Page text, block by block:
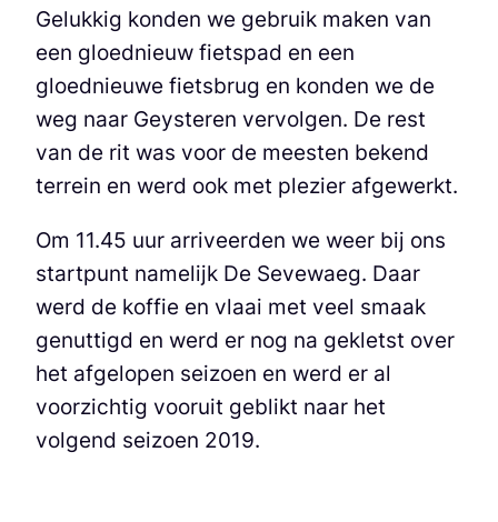
Gelukkig konden we gebruik maken van
een gloednieuw fietspad en een
gloednieuwe fietsbrug en konden we de
weg naar Geysteren vervolgen. De rest
van de rit was voor de meesten bekend
terrein en werd ook met plezier afgewerkt.
Om 11.45 uur arriveerden we weer bij ons
startpunt namelijk De Sevewaeg. Daar
werd de koffie en vlaai met veel smaak
genuttigd en werd er nog na gekletst over
het afgelopen seizoen en werd er al
voorzichtig vooruit geblikt naar het
volgend seizoen 2019.